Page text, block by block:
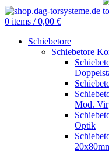
0 items / 0,00 €
Schiebetore
Schiebetore
Mod.
Optik